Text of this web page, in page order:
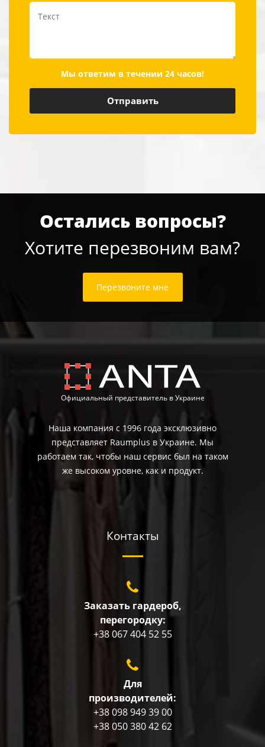
Мы ответим в течении 24 часов!
Остались вопросы?
Хотите перезвоним вам?
Перезвоните мне
Официальный представитель в Украине
Наша компания с 1996 года эксклюзивно
представляет Raumplus в Украине. Мы
работаем так, чтобы наш сервис был на таком
же высоком уровне, как и продукт.
Контакты
Заказать гардероб,
перегородку:
+38 067 404 52 55
Для
производителей:
+38 098 949 39 00
+38 050 380 42 62